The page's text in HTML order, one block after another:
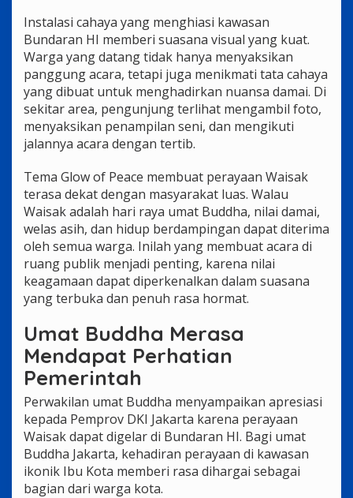
Instalasi cahaya yang menghiasi kawasan
Bundaran HI memberi suasana visual yang kuat.
Warga yang datang tidak hanya menyaksikan
panggung acara, tetapi juga menikmati tata cahaya
yang dibuat untuk menghadirkan nuansa damai. Di
sekitar area, pengunjung terlihat mengambil foto,
menyaksikan penampilan seni, dan mengikuti
jalannya acara dengan tertib.
Tema Glow of Peace membuat perayaan Waisak
terasa dekat dengan masyarakat luas. Walau
Waisak adalah hari raya umat Buddha, nilai damai,
welas asih, dan hidup berdampingan dapat diterima
oleh semua warga. Inilah yang membuat acara di
ruang publik menjadi penting, karena nilai
keagamaan dapat diperkenalkan dalam suasana
yang terbuka dan penuh rasa hormat.
Umat Buddha Merasa
Mendapat Perhatian
Pemerintah
Perwakilan umat Buddha menyampaikan apresiasi
kepada Pemprov DKI Jakarta karena perayaan
Waisak dapat digelar di Bundaran HI. Bagi umat
Buddha Jakarta, kehadiran perayaan di kawasan
ikonik Ibu Kota memberi rasa dihargai sebagai
bagian dari warga kota.